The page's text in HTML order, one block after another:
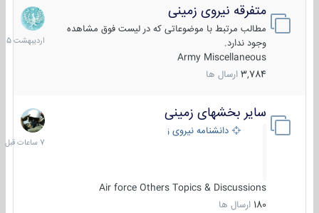
متفرقه نیروی زمینی
مطالب مرتبط با موضوعاتی که در لیست فوق مشاهده
وجود ندارد.
Army Miscellaneous
3,784 ارسال ها
27
1405
سایر بخشهای زمینی
دانشنامه نیروی زمینی
Air force Others Topics & Discussions
180 ارسال ها
7
ساعات
قبل